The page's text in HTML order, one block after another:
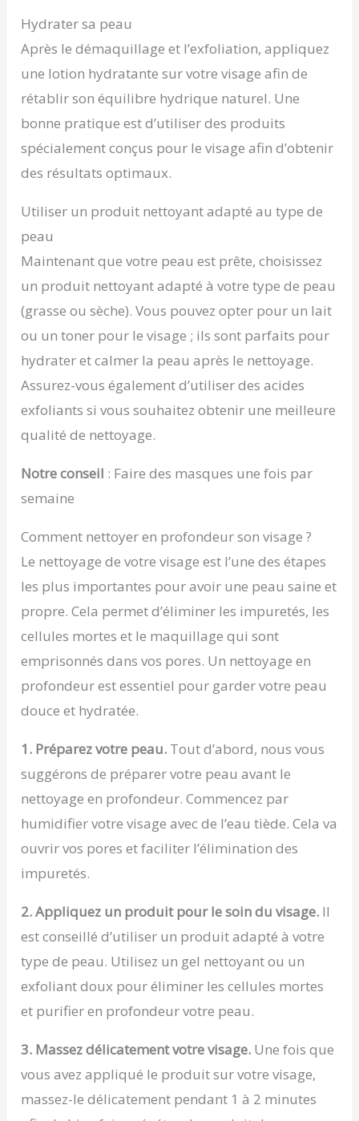
Hydrater sa peau
Après le démaquillage et l’exfoliation, appliquez
une lotion hydratante sur votre visage afin de
rétablir son équilibre hydrique naturel. Une
bonne pratique est d’utiliser des produits
spécialement conçus pour le visage afin d’obtenir
des résultats optimaux.
Utiliser un produit nettoyant adapté au type de
peau
Maintenant que votre peau est prête, choisissez
un produit nettoyant adapté à votre type de peau
(grasse ou sèche). Vous pouvez opter pour un lait
ou un toner pour le visage ; ils sont parfaits pour
hydrater et calmer la peau après le nettoyage.
Assurez-vous également d’utiliser des acides
exfoliants si vous souhaitez obtenir une meilleure
qualité de nettoyage.
Notre conseil : Faire des masques une fois par
semaine
Comment nettoyer en profondeur son visage ?
Le nettoyage de votre visage est l’une des étapes
les plus importantes pour avoir une peau saine et
propre. Cela permet d’éliminer les impuretés, les
cellules mortes et le maquillage qui sont
emprisonnés dans vos pores. Un nettoyage en
profondeur est essentiel pour garder votre peau
douce et hydratée.
1. Préparez votre peau. Tout d’abord, nous vous
suggérons de préparer votre peau avant le
nettoyage en profondeur. Commencez par
humidifier votre visage avec de l’eau tiède. Cela va
ouvrir vos pores et faciliter l’élimination des
impuretés.
2. Appliquez un produit pour le soin du visage. Il
est conseillé d’utiliser un produit adapté à votre
type de peau. Utilisez un gel nettoyant ou un
exfoliant doux pour éliminer les cellules mortes
et purifier en profondeur votre peau.
3. Massez délicatement votre visage. Une fois que
vous avez appliqué le produit sur votre visage,
massez-le délicatement pendant 1 à 2 minutes